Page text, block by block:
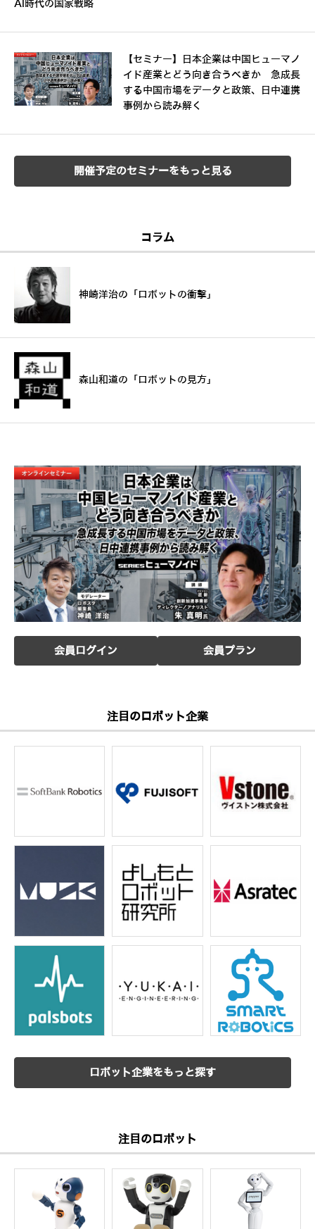
AI時代の国家戦略
【セミナー】日本企業は中国ヒューマノ
イド産業とどう向き合うべきか 急成長
する中国市場をデータと政策、日中連携
事例から読み解く
開催予定のセミナーをもっと見る
コラム
神崎洋治の「ロボットの衝撃」
森山和道の「ロボットの見方」
会員ログイン 会員プラン
注目のロボット企業
ロボット企業をもっと探す
注目のロボット